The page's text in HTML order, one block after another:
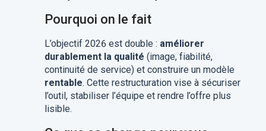
Pourquoi on le fait
L’objectif 2026 est double : améliorer
durablement la qualité (image, fiabilité,
continuité de service) et construire un modèle
rentable. Cette restructuration vise à sécuriser
l’outil, stabiliser l’équipe et rendre l’offre plus
lisible.